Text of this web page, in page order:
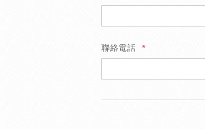
聯絡電話